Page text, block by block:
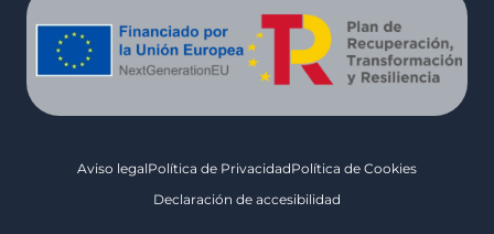
Aviso legalPolítica de PrivacidadPolítica de Cookies
Declaración de accesibilidad